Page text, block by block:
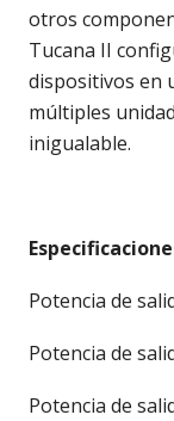
otros
Tucana II
dispositivos en
múltiples
inigualable.
Potencia de
Potencia de
Potencia de